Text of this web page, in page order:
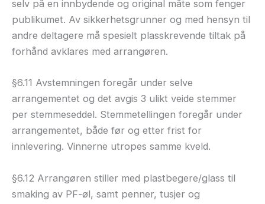
selv på en innbydende og original måte som fenger
publikumet. Av sikkerhetsgrunner og med hensyn til
andre deltagere må spesielt plasskrevende tiltak på
forhånd avklares med arrangøren.
§6.11 Avstemningen foregår under selve
arrangementet og det avgis 3 ulikt veide stemmer
per stemmeseddel. Stemmetellingen foregår under
arrangementet, både før og etter frist for
innlevering. Vinnerne utropes samme kveld.
§6.12 Arrangøren stiller med plastbegere/glass til
smaking av PF-øl, samt penner, tusjer og